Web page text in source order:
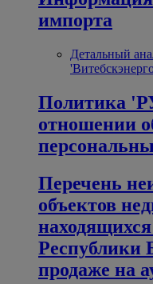
импорта
Детальный
Политика
отношении
Перечень
объектов
Республики
продаже на